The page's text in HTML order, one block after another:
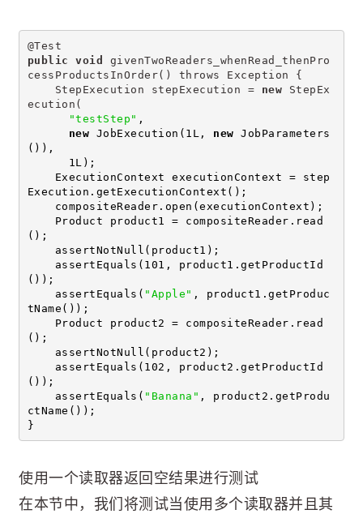
@Test
public
void
givenTwoReaders_whenRead_thenPro
cessProductsInOrder() throws Exception {
StepExecution stepExecution = new StepEx
ecution(
"testStep" ,
new JobExecution(1L, new JobParameters
()),
1L);
ExecutionContext executionContext = step
Execution.getExecutionContext();
compositeReader.open(executionContext);
Product product1 = compositeReader.read
();
assertNotNull(product1);
assertEquals(101, product1.getProductId
());
assertEquals( "Apple" , product1.getProduc
tName());
Product product2 = compositeReader.read
();
assertNotNull(product2);
assertEquals(102, product2.getProductId
());
assertEquals( "Banana" , product2.getProdu
ctName());
}
使用一个读取器返回空结果进行测试
在本节中，我们将测试当使用多个读取器并且其